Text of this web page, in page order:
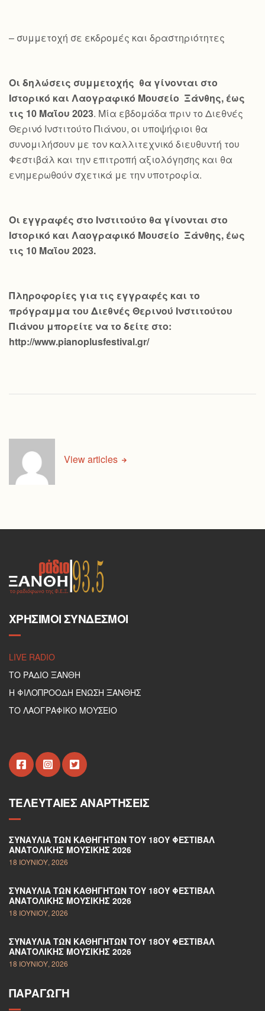
– συμμετοχή σε εκδρομές και δραστηριότητες
Οι δηλώσεις συμμετοχής θα γίνονται στο
Ιστορικό και Λαογραφικό Μουσείο Ξάνθης, έως
τις 10 Μαΐου 2023. Μία εβδομάδα πριν το Διεθνές
Θερινό Ινστιτούτο Πιάνου, οι υποψήφιοι θα
συνομιλήσουν με τον καλλιτεχνικό διευθυντή του
Φεστιβάλ και την επιτροπή αξιολόγησης και θα
ενημερωθούν σχετικά με την υποτροφία.
Οι εγγραφές στο Ινστιτούτο θα γίνονται στο
Ιστορικό και Λαογραφικό Μουσείο Ξάνθης, έως
τις 10 Μαΐου 2023.
Πληροφορίες για τις εγγραφές και το
πρόγραμμα του Διεθνές Θερινού Ινστιτούτου
Πιάνου μπορείτε να το δείτε στο:
http://www.pianoplusfestival.gr/
View articles
ΧΡΉΣΙΜΟΙ ΣΎΝΔΕΣΜΟΙ
LIVE RADIO
ΤΟ ΡΑΔΙΟ ΞΑΝΘΗ
Η ΦΙΛΟΠΡΟΟΔΗ ΕΝΩΣΗ ΞΑΝΘΗΣ
ΤΟ ΛΑΟΓΡΑΦΙΚΟ ΜΟΥΣΕΙΟ
ΤΕΛΕΥΤΑΊΕΣ ΑΝΑΡΤΉΣΕΙΣ
ΣΥΝΑΥΛΊΑ ΤΩΝ ΚΑΘΗΓΗΤΏΝ ΤΟΥ 18ΟΥ ΦΕΣΤΙΒΆΛ
ΑΝΑΤΟΛΙΚΉΣ ΜΟΥΣΙΚΉΣ 2026
18 ΙΟΥΝΊΟΥ, 2026
ΣΥΝΑΥΛΊΑ ΤΩΝ ΚΑΘΗΓΗΤΏΝ ΤΟΥ 18ΟΥ ΦΕΣΤΙΒΆΛ
ΑΝΑΤΟΛΙΚΉΣ ΜΟΥΣΙΚΉΣ 2026
18 ΙΟΥΝΊΟΥ, 2026
ΣΥΝΑΥΛΊΑ ΤΩΝ ΚΑΘΗΓΗΤΏΝ ΤΟΥ 18ΟΥ ΦΕΣΤΙΒΆΛ
ΑΝΑΤΟΛΙΚΉΣ ΜΟΥΣΙΚΉΣ 2026
18 ΙΟΥΝΊΟΥ, 2026
ΠΑΡΑΓΩΓΉ